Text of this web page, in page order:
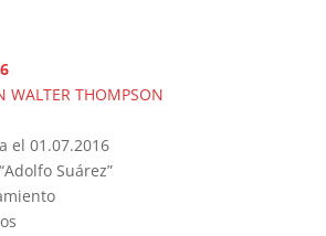
WALTER THOMPSON
el 01.07.2016
Suárez”